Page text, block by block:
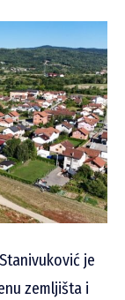
je
zemljišta i